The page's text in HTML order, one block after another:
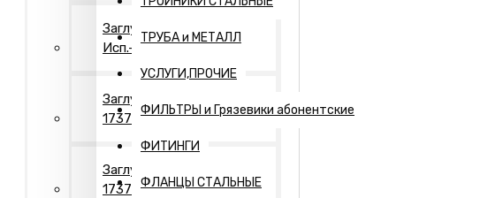
ТРУБА и МЕТАЛЛ
УСЛУГИ,ПРОЧИЕ
ФИЛЬТРЫ и Грязевики абонентские
ФИТИНГИ
ФЛАНЦЫ СТАЛЬНЫЕ
Заглушки ГОСТ 17379
Исп.- 2. Оцинкованные
Заглушки Исп.- 1 ГОСТ
17379
Заглушки Исп.- 2 ГОСТ
17379